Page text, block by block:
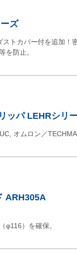
ズ
ストカバー付を追加
を防止。
ッパ LEHRシリ
オムロン／
ARH305A
φ116）を確保。